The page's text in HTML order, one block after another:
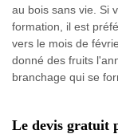
au bois sans vie. Si
formation, il est
vers le mois de
donné des fruits
branchage qui se
Le devis gratuit